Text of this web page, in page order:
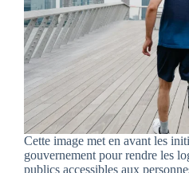
Cette image met en avant les
gouvernement pour rendre les
publics accessibles aux